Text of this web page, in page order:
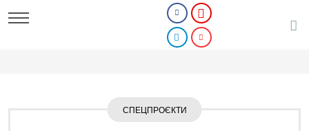
СПЕЦПРОЄКТИ